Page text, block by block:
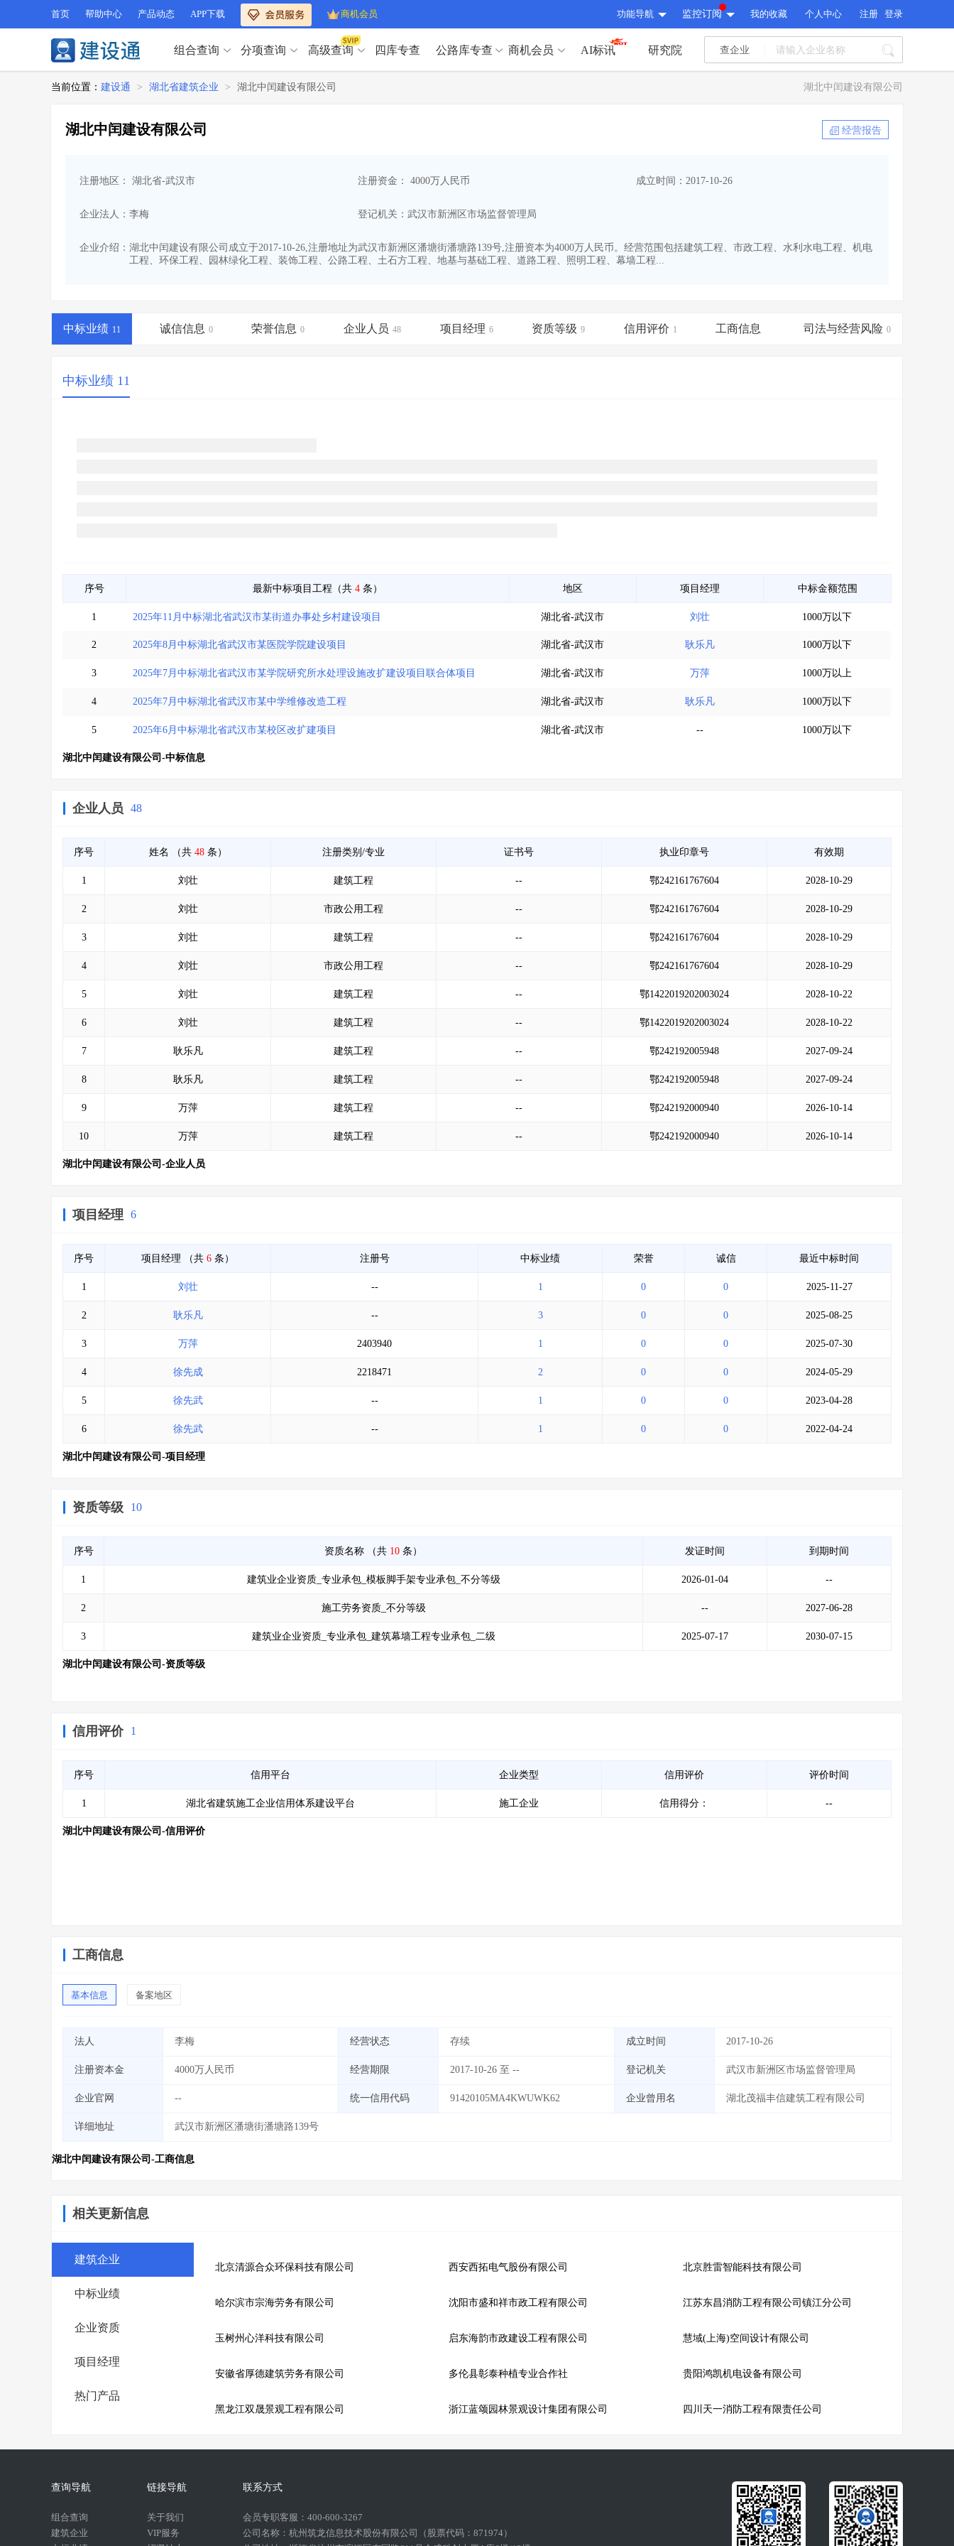
首页 帮助中心 产品动态 APP下载 商机会员 功能导航 监控订阅 我的收藏 个人中心 注册 登录
分项查询（VIP）
查资质
查人员
查荣誉> 查诚信
招标信息>
公路库专查>
宏观经济>
商机会员
土地交易> 省市重点项目
研究报告>
其他服务
组合查询 分项查询 高级查询 四库专查 公路库专查 商机会员 AI标讯 研究院 查企业
查荣誉>
招标信息>
省库业绩查询
水利库专查
>
组合查询-广州>
下浮率>
宏观经济 > 建企舆情>
政策规划> 招投标规则>
业主专查> 项目商机
API接口> 市场经营AI云平台 >
会员服务 > 数据导出服务 >
当前位置： 建设通 > 湖北省建筑企业 > 湖北中闰建设有限公司 湖北中闰建设有限公司
湖北中闰建设有限公司 经营报告
注册地区： 湖北省-武汉市 注册资金： 4000万人民币 成立时间：2017-10-26
企业法人：李梅 登记机关：武汉市新洲区市场监督管理局
企业介绍： 湖北中闰建设有限公司成立于2017-10-26,注册地址为武汉市新洲区潘塘街潘塘路139号,注册资本为4000万人民币。经营范围包括建筑工程、市政工程、水利水电工程、机电
工程、环保工程、园林绿化工程、装饰工程、公路工程、土石方工程、地基与基础工程、道路工程、照明工程、幕墙工程...
中标业绩 11 诚信信息 0 荣誉信息 0 企业人员 48 项目经理 6 资质等级 9 信用评价 1 工商信息 司法与经营风险 0
中标业绩 11
序号 最新中标项目工程（共 4 条） 地区 项目经理 中标金额范围
1 2025年11月中标湖北省武汉市某街道办事处乡村建设项目 湖北省-武汉市 刘壮 1000万以下
2 2025年8月中标湖北省武汉市某医院学院建设项目 湖北省-武汉市 耿乐凡 1000万以下
3 2025年7月中标湖北省武汉市某学院研究所水处理设施改扩建设项目联合体项目 湖北省-武汉市 万萍 1000万以上
4 2025年7月中标湖北省武汉市某中学维修改造工程 湖北省-武汉市 耿乐凡 1000万以下
5 2025年6月中标湖北省武汉市某校区改扩建项目 湖北省-武汉市 -- 1000万以下
湖北中闰建设有限公司-中标信息
企业人员 48
序号 姓名 （共 48条） 注册类别/专业 证书号 执业印章号 有效期
1 刘壮 建筑工程 -- 鄂242161767604 2028-10-29
2 刘壮 市政公用工程 -- 鄂242161767604 2028-10-29
3 刘壮 建筑工程 -- 鄂242161767604 2028-10-29
4 刘壮 市政公用工程 -- 鄂242161767604 2028-10-29
5 刘壮 建筑工程 -- 鄂1422019202003024 2028-10-22
6 刘壮 建筑工程 -- 鄂1422019202003024 2028-10-22
7 耿乐凡 建筑工程 -- 鄂242192005948 2027-09-24
8 耿乐凡 建筑工程 -- 鄂242192005948 2027-09-24
9 万萍 建筑工程 -- 鄂242192000940 2026-10-14
10 万萍 建筑工程 -- 鄂242192000940 2026-10-14
湖北中闰建设有限公司-企业人员
项目经理 6
序号 项目经理 （共 6 条） 注册号 中标业绩 荣誉 诚信 最近中标时间
1 刘壮 -- 1 0 0 2025-11-27
2 耿乐凡 -- 3 0 0 2025-08-25
3 万萍 2403940 1 0 0 2025-07-30
4 徐先成 2218471 2 0 0 2024-05-29
5 徐先武 -- 1 0 0 2023-04-28
6 徐先武 -- 1 0 0 2022-04-24
湖北中闰建设有限公司-项目经理
资质等级 10
序号 资质名称 （共 10 条） 发证时间 到期时间
1 建筑业企业资质_专业承包_模板脚手架专业承包_不分等级 2026-01-04 --
2 施工劳务资质_不分等级 -- 2027-06-28
3 建筑业企业资质_专业承包_建筑幕墙工程专业承包_二级 2025-07-17 2030-07-15
湖北中闰建设有限公司-资质等级
信用评价 1
序号 信用平台 企业类型 信用评价 评价时间
1 湖北省建筑施工企业信用体系建设平台 施工企业 信用得分： --
湖北中闰建设有限公司-信用评价
工商信息
基本信息 备案地区
法人 李梅 经营状态 存续 成立时间 2017-10-26
注册资本金 4000万人民币 经营期限 2017-10-26 至 -- 登记机关 武汉市新洲区市场监督管理局
企业官网 -- 统一信用代码 91420105MA4KWUWK62 企业曾用名 湖北茂福丰信建筑工程有限公司
详细地址 武汉市新洲区潘塘街潘塘路139号
湖北中闰建设有限公司-工商信息
相关更新信息
建筑企业
中标业绩
企业资质
项目经理
热门产品
北京清源合众环保科技有限公司 西安西拓电气股份有限公司 北京胜雷智能科技有限公司
哈尔滨市宗海劳务有限公司 沈阳市盛和祥市政工程有限公司 江苏东昌消防工程有限公司镇江分公司
玉树州心洋科技有限公司 启东海韵市政建设工程有限公司 慧域(上海)空间设计有限公司
安徽省厚德建筑劳务有限公司 多伦县彰泰种植专业合作社 贵阳鸿凯机电设备有限公司
黑龙江双晟景观工程有限公司 浙江蓝颂园林景观设计集团有限公司 四川天一消防工程有限责任公司
查询导航
组合查询
建筑企业
链接导航
关于我们
VIP服务
联系方式
会员专职客服：400-600-3267
公司名称：杭州筑龙信息技术股份有限公司（股票代码：871974）